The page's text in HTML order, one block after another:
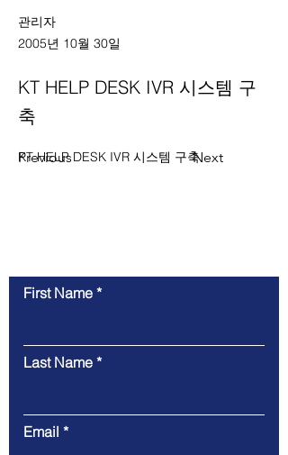
관리자
2005년 10월 30일
KT HELP DESK IVR 시스템 구
축
Previous Next
KT HELP DESK IVR 시스템 구축
First Name
Last Name
Email